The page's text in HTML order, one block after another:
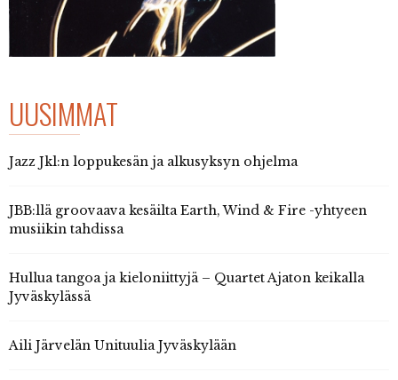
UUSIMMAT
Jazz Jkl:n loppukesän ja alkusyksyn ohjelma
JBB:llä groovaava kesäilta Earth, Wind & Fire -yhtyeen
musiikin tahdissa
Hullua tangoa ja kieloniittyjä – Quartet Ajaton keikalla
Jyväskylässä
Aili Järvelän Unituulia Jyväskylään